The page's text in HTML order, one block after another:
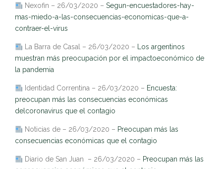
Nexofin – 26/03/2020 – Segun-encuestadores-hay-
mas-miedo-a-las-consecuencias-economicas-que-a-
contraer-el-virus
La Barra de Casal – 26/03/2020 – Los argentinos
muestran más preocupación por el impactoeconómico de
la pandemia
Identidad Correntina – 26/03/2020 – Encuesta:
preocupan más las consecuencias económicas
delcoronavirus que el contagio
Noticias de – 26/03/2020 – Preocupan más las
consecuencias económicas que el contagio
Diario de San Juan – 26/03/2020 – Preocupan más las